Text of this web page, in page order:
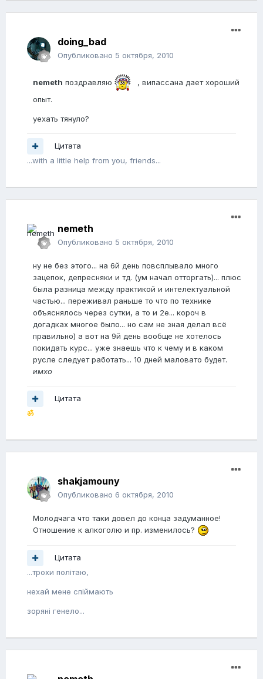
doing_bad
Опубликовано 5 октября, 2010
nemeth поздравляю
, випассана дает хороший
опыт.
уехать тянуло?
Цитата
...with a little help from you, friends...
nemeth
Опубликовано 5 октября, 2010
ну не без этого... на 6й день повсплывало много
зацепок, депресняки и тд. (ум начал отторгать)... плюс
была разница между практикой и интелектуальной
частью... переживал раньше то что по технике
объяснялось через сутки, а то и 2е... короч в
догадках многое было... но сам не зная делал всё
правильно) а вот на 9й день вообще не хотелось
покидать курс... уже знаешь что к чему и в каком
русле следует работать... 10 дней маловато будет.
имхо
Цитата
ॐ
shakjamouny
Опубликовано 6 октября, 2010
Молодчага что таки довел до конца задуманное!
Отношение к алкоголю и пр. изменилось?
Цитата
...трохи полiтаю,
нехай мене спiймають
зорянi генело...